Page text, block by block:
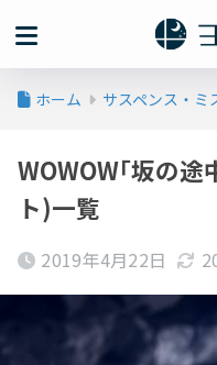
ホーム サスペンス・ミ
WOWOW｢坂の
ト)一覧
2019年4月22日